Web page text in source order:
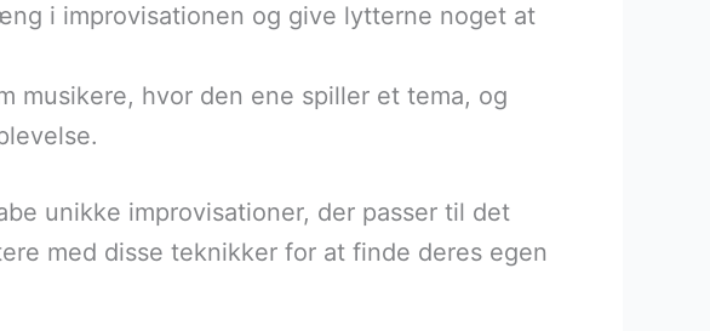
i improvisationen og give lytterne noget at
musikere, hvor den ene spiller et tema, og
unikke improvisationer, der passer til det
med disse teknikker for at finde deres egen